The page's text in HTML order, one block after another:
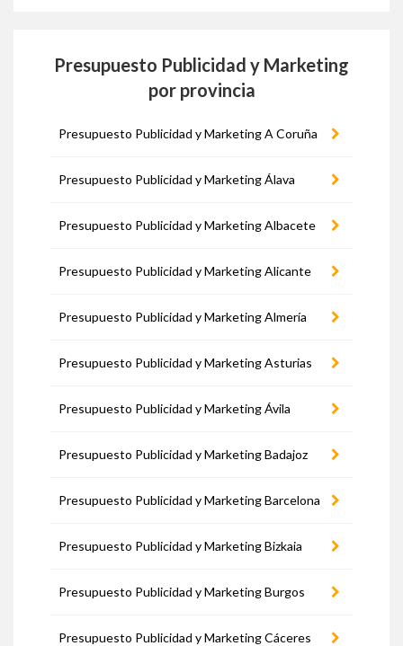
Presupuesto Publicidad y Marketing
por provincia
Presupuesto Publicidad y Marketing A Coruña
Presupuesto Publicidad y Marketing Álava
Presupuesto Publicidad y Marketing Albacete
Presupuesto Publicidad y Marketing Alicante
Presupuesto Publicidad y Marketing Almería
Presupuesto Publicidad y Marketing Asturias
Presupuesto Publicidad y Marketing Ávila
Presupuesto Publicidad y Marketing Badajoz
Presupuesto Publicidad y Marketing Barcelona
Presupuesto Publicidad y Marketing Bizkaia
Presupuesto Publicidad y Marketing Burgos
Presupuesto Publicidad y Marketing Cáceres